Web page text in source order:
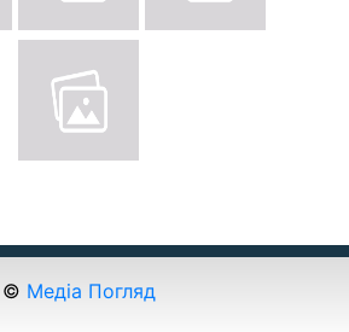
© Медіа Погляд